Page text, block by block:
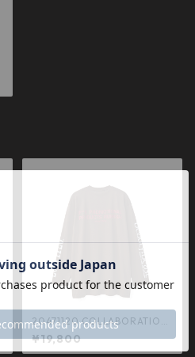
20471120 COLLABORATION
L/S TEE _3 (CHARCOAL×WHI
TE)
¥19,800